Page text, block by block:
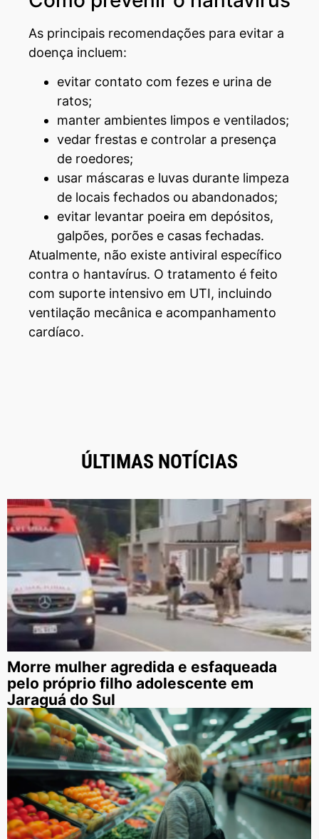
As principais recomendações para evitar a
doença incluem:
evitar contato com fezes e urina de
ratos;
manter ambientes limpos e ventilados;
vedar frestas e controlar a presença
de roedores;
usar máscaras e luvas durante limpeza
de locais fechados ou abandonados;
evitar levantar poeira em depósitos,
galpões, porões e casas fechadas.
Atualmente, não existe antiviral específico
contra o hantavírus. O tratamento é feito
com suporte intensivo em UTI, incluindo
ventilação mecânica e acompanhamento
cardíaco.
ÚLTIMAS NOTÍCIAS
Morre mulher agredida e esfaqueada
pelo próprio filho adolescente em
Jaraguá do Sul